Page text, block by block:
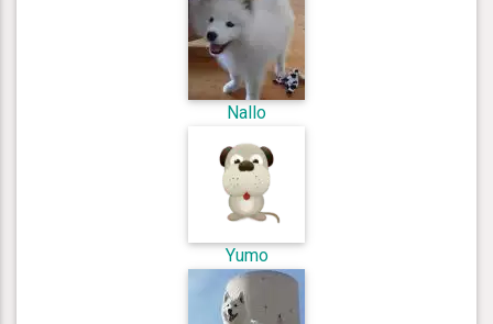
Nallo
Yumo